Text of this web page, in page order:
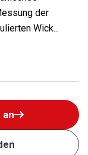
der
Wick...
an